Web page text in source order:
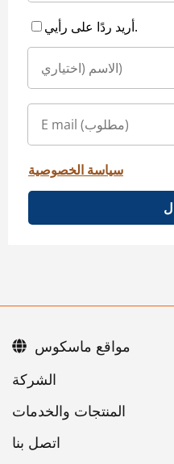
أريد ردًا على رأيي.
سياسة الخصوصية
اتصل بنا
مواقع ماسكوس